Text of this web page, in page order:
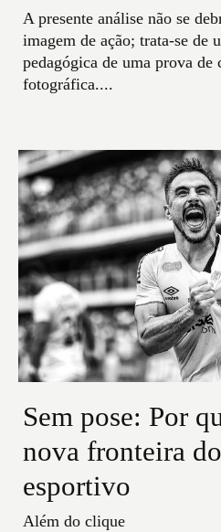
A presente análise não se
imagem de ação; trata-se de
pedagógica de uma prova de
fotográfica....
Sem pose: Por
nova fronteira
esportivo
Além do clique